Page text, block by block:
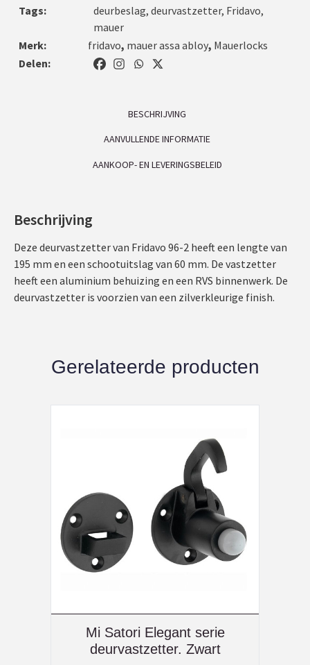
Tags:
deurbeslag, deurvastzetter, Fridavo,
mauer
Merk:
fridavo, mauer assa abloy, Mauerlocks
Delen:
BESCHRIJVING
AANVULLENDE INFORMATIE
AANKOOP- EN LEVERINGSBELEID
Beschrijving
Deze deurvastzetter van Fridavo 96-2 heeft een lengte van
195 mm en een schootuitslag van 60 mm. De vastzetter
heeft een aluminium behuizing en een RVS binnenwerk. De
deurvastzetter is voorzien van een zilverkleurige finish.
Gerelateerde producten
Mi Satori Elegant serie
deurvastzetter. Zwart